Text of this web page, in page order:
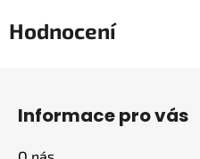
Hodnocení
Informace pro vás